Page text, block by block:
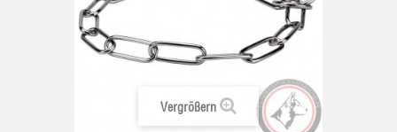
Vergrößern